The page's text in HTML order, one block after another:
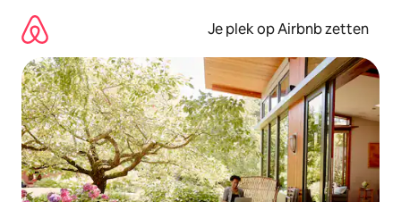
direct
naar
inhoud
Je plek op Airbnb zetten